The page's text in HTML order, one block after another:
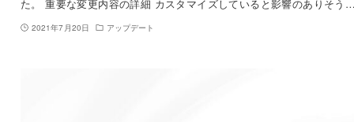
た。 重要な変更内容の詳細 カスタマイズしていると影響のありそう
2021年7月20日 アップデート